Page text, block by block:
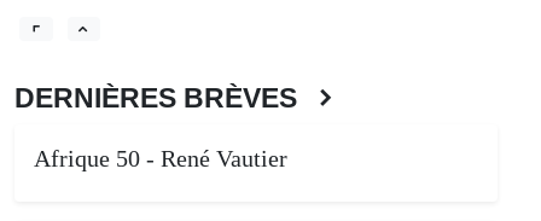
DERNIÈRES BRÈVES
Afrique 50 - René Vautier